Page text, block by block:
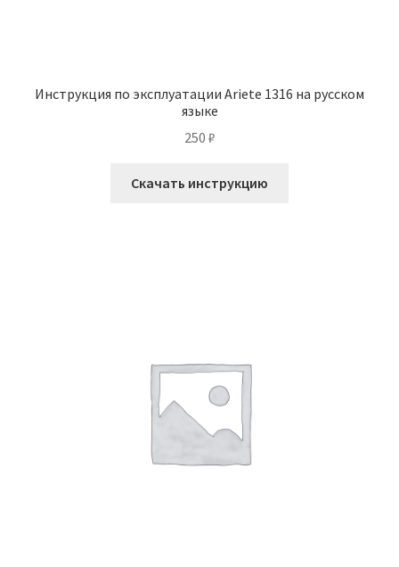
Инструкция по эксплуатации Ariete 1316 на русском
языке
250 ₽
Скачать инструкцию